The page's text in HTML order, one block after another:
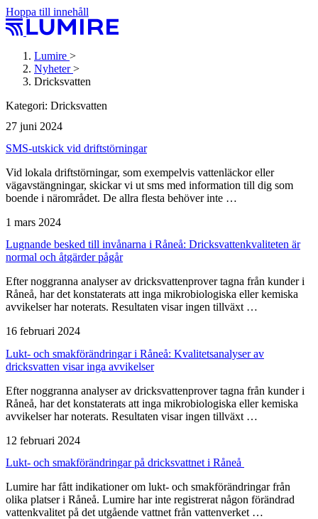
Hoppa till innehåll
Lumire >
Nyheter >
Dricksvatten
Kategori: Dricksvatten
27 juni 2024
SMS-utskick vid driftstörningar
Vid lokala driftstörningar, som exempelvis vattenläckor eller
vägavstängningar, skickar vi ut sms med information till dig som
boende i närområdet. De allra flesta behöver inte …
1 mars 2024
Lugnande besked till invånarna i Råneå: Dricksvattenkvaliteten är
normal och åtgärder pågår
Efter noggranna analyser av dricksvattenprover tagna från kunder i
Råneå, har det konstaterats att inga mikrobiologiska eller kemiska
avvikelser har noterats. Resultaten visar ingen tillväxt …
16 februari 2024
Lukt- och smakförändringar i Råneå: Kvalitetsanalyser av
dricksvatten visar inga avvikelser
Efter noggranna analyser av dricksvattenprover tagna från kunder i
Råneå, har det konstaterats att inga mikrobiologiska eller kemiska
avvikelser har noterats. Resultaten visar ingen tillväxt …
12 februari 2024
Lukt- och smakförändringar på dricksvattnet i Råneå
Lumire har fått indikationer om lukt- och smakförändringar från
olika platser i Råneå. Lumire har inte registrerat någon förändrad
vattenkvalitet på det utgående vattnet från vattenverket …